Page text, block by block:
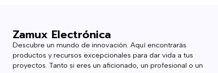
Zamux Electrónica
Descubre un mundo de innovación. Aquí encontrarás
productos y recursos excepcionales para dar vida a tus
proyectos. Tanto si eres un aficionado, un profesional o un